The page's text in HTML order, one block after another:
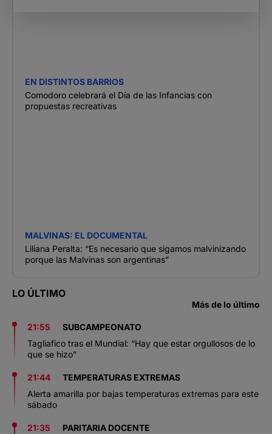
EN DISTINTOS BARRIOS
Comodoro celebrará el Día de las Infancias con
propuestas recreativas
MALVINAS: EL DOCUMENTAL
Liliana Peralta: “Es necesario que sigamos malvinizando
porque las Malvinas son argentinas”
LO ÚLTIMO
Más de lo último
21:55
SUBCAMPEONATO
Tagliafico tras el Mundial: “Hay que estar orgullosos de lo
que se hizo”
21:44
TEMPERATURAS EXTREMAS
Alerta amarilla por bajas temperaturas extremas para este
sábado
21:35
PARITARIA DOCENTE